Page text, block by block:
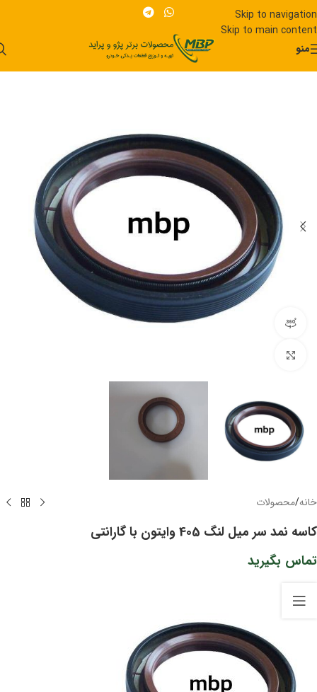
Skip to navigation
Skip to main content
منو
خانه/محصولات
کاسه نمد سر میل‌ لنگ 405 وایتون با گارانتی
تماس بگیرید